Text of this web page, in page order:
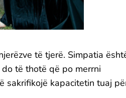
të tjerë. Simpatia
të thotë që po merrni
sakrifikojë kapacitetin tuaj